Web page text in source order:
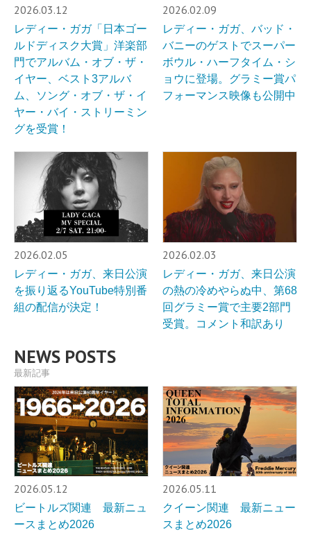
2026.03.12
レディー・ガガ「日本ゴー
ルドディスク大賞」洋楽部
門でアルバム・オブ・ザ・
イヤー、ベスト3アルバ
ム、ソング・オブ・ザ・イ
ヤー・バイ・ストリーミン
グを受賞！
2026.02.09
レディー・ガガ、バッド・
バニーのゲストでスーパー
ボウル・ハーフタイム・シ
ョウに登場。グラミー賞パ
フォーマンス映像も公開中
2026.02.05
レディー・ガガ、来日公演
を振り返るYouTube特別番
組の配信が決定！
2026.02.03
レディー・ガガ、来日公演
の熱の冷めやらぬ中、第68
回グラミー賞で主要2部門
受賞。コメント和訳あり
NEWS POSTS
最新記事
2026.05.12
ビートルズ関連 最新ニュ
ースまとめ2026
2026.05.11
クイーン関連 最新ニュー
スまとめ2026